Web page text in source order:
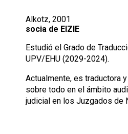
Alkotz, 2001
socia de EIZIE
Estudió el Grado de
UPV/EHU (2029-2024).
Actualmente, es traductora
sobre todo en el ámbito
judicial en los Juzgados de